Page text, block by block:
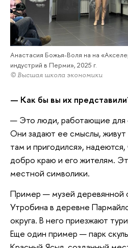
Анастасия Божья-Воля на на
индустрий в Перми», 2025 г.
© Высшая школа экономики
— Как бы вы их
— Это люди, работающие для
Они задают ее смыслы, живут
там и пригодился»,
добро краю и его жителям.
местной символики.
Пример — музей деревянной
Утробина в деревне
округа. В него приезжают
Еще один пример — парк